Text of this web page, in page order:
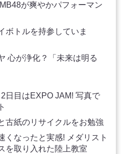
が爽やかパフォーマン
ボトルを持参していま
心が浄化？「未来は明る
日目はEXPO JAM! 写真で
古紙のリサイクルをお勉強
くなったと実感! メダリスト
を取り入れた陸上教室